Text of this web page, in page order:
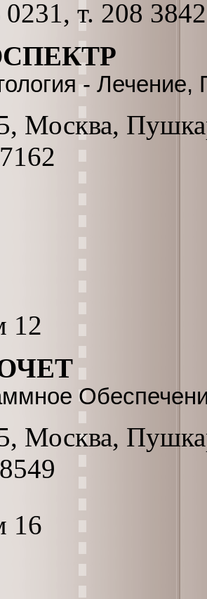
т. 208 3842
- Лечение,
Москва,
12
Москва,
16